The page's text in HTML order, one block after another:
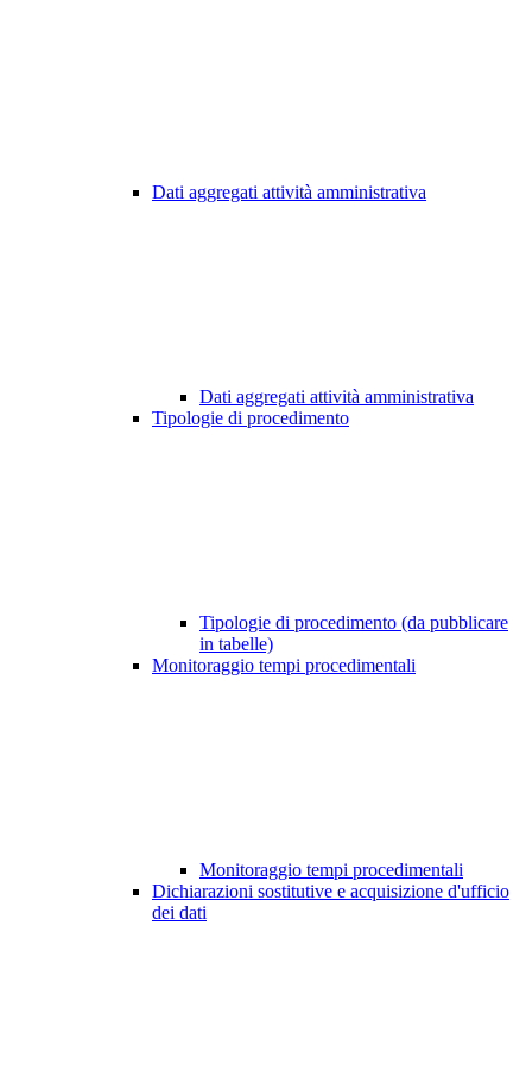
Dati aggregati attività amministrativa
Dati aggregati attività amministrativa
Tipologie di procedimento
Tipologie di procedimento (da pubblicare
in tabelle)
Monitoraggio tempi procedimentali
Monitoraggio tempi procedimentali
Dichiarazioni sostitutive e acquisizione d'ufficio
dei dati